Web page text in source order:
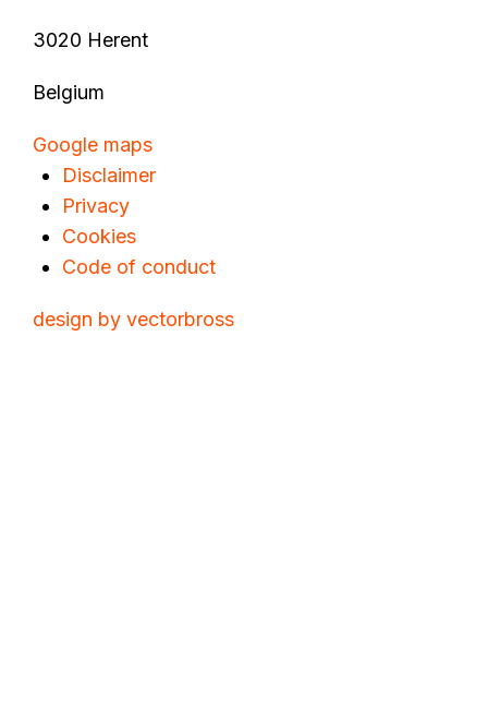
3020 Herent
Belgium
Google maps
Disclaimer
Privacy
Cookies
Code of conduct
design by vectorbross